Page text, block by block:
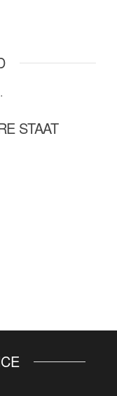
STAAT